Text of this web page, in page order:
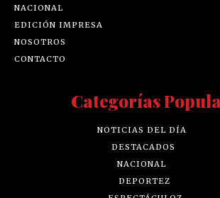
NACIONAL
EDICIÓN IMPRESA
NOSOTROS
CONTACTO
Categorías
NOTICIAS DEL DÍA
DESTACADOS
NACIONAL
DEPORTEZ